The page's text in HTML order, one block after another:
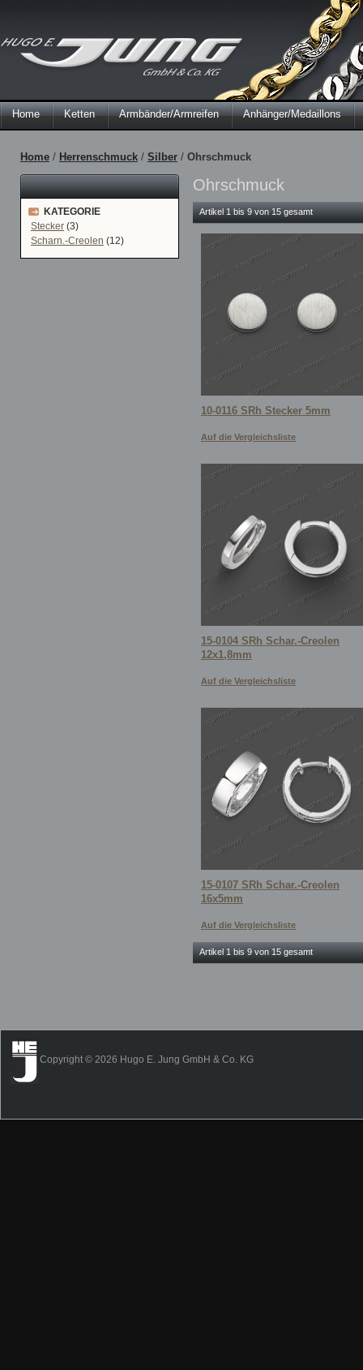
Home Ketten Armbänder/Armreifen Anhänger/Medaillons
Home / Herrenschmuck / Silber / Ohrschmuck
Ohrschmuck
Artikel 1 bis 9 von 15 gesamt
10-0116 SRh Stecker 5mm
Auf die Vergleichsliste
15-0104 SRh Schar.-Creolen
12x1,8mm
Auf die Vergleichsliste
15-0107 SRh Schar.-Creolen
16x5mm
Auf die Vergleichsliste
Artikel 1 bis 9 von 15 gesamt
KATEGORIE
Stecker (3)
Scharn.-Creolen (12)
Copyright © 2026 Hugo E. Jung GmbH & Co. KG